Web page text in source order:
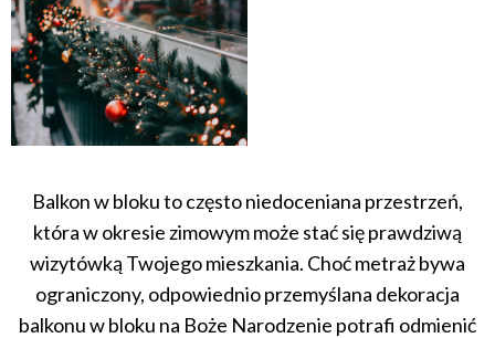
Balkon w bloku to często niedoceniana przestrzeń,
która w okresie zimowym może stać się prawdziwą
wizytówką Twojego mieszkania. Choć metraż bywa
ograniczony, odpowiednio przemyślana dekoracja
balkonu w bloku na Boże Narodzenie potrafi odmienić